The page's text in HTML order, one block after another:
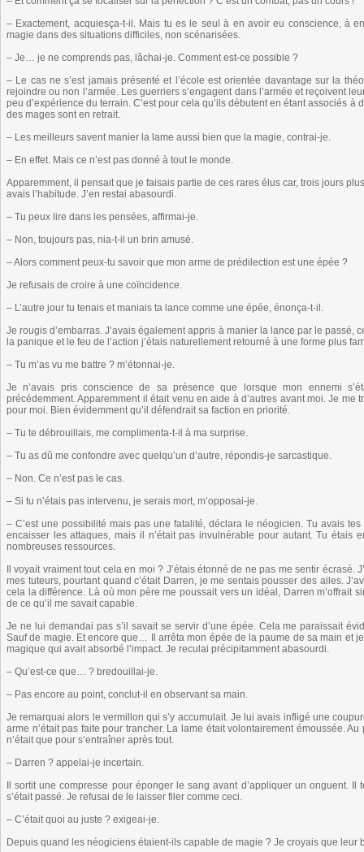
– Exactement, acquiesça-t-il. Mais tu es le seul à en avoir eu conscience, à
magie dans des situations difficiles, non scénarisées.
– Je… je ne comprends pas, lâchai-je. Comment est-ce possible ?
– Le cas ne s’est jamais présenté et l’école est orientée davantage sur la
rejoindre ou non l’armée. Les guerriers s’engagent dans l’armée et reçoivent
peu d’expérience du terrain. C’est pour cela qu’ils débutent en étant associés
des mages sont en retrait.
– Les meilleurs savent manier la lame aussi bien que la magie, contrai-je.
– En effet. Mais ce n’est pas donné à tout le monde.
Apparemment, il pensait que je faisais partie de ces rares élus car, trois jours
avais l’habitude. J’en restai abasourdi.
– Tu peux lire dans les pensées, affirmai-je.
– Non, toujours pas, nia-t-il un brin amusé.
– Alors comment peux-tu savoir que mon arme de prédilection est une épée ?
Je refusais de croire à une coïncidence.
– L’autre jour tu tenais et maniais ta lance comme une épée, énonça-t-il.
Je rougis d’embarras. J’avais également appris à manier la lance par le
la panique et le feu de l’action j’étais naturellement retourné à une forme plus
– Tu m’as vu me battre ? m’étonnai-je.
Je n’avais pris conscience de sa présence que lorsque mon ennemi
précédemment. Apparemment il était venu en aide à d’autres avant moi. Je
pour moi. Bien évidemment qu’il défendrait sa faction en priorité.
– Tu te débrouillais, me complimenta-t-il à ma surprise.
– Tu as dû me confondre avec quelqu’un d’autre, répondis-je sarcastique.
– Non. Ce n’est pas le cas.
– Si tu n’étais pas intervenu, je serais mort, m’opposai-je.
– C’est une possibilité mais pas une fatalité, déclara le néogicien. Tu avais
encaisser les attaques, mais il n’était pas invulnérable pour autant. Tu
nombreuses ressources.
Il voyait vraiment tout cela en moi ? J’étais étonné de ne pas me sentir
mes tuteurs, pourtant quand c’était Darren, je me sentais pousser des ailes.
cela la différence. Là où mon père me poussait vers un idéal, Darren m’offrait
de ce qu’il me savait capable.
Je ne lui demandai pas s’il savait se servir d’une épée. Cela me paraissait
Sauf de magie. Et encore que… Il arrêta mon épée de la paume de sa main et
magique qui avait absorbé l’impact. Je reculai précipitamment abasourdi.
– Qu’est-ce que… ? bredouillai-je.
– Pas encore au point, conclut-il en observant sa main.
Je remarquai alors le vermillon qui s’y accumulait. Je lui avais infligé une
arme n’était pas faite pour trancher. La lame était volontairement émoussée.
n’était que pour s’entraîner après tout.
– Darren ? appelai-je incertain.
Il sortit une compresse pour éponger le sang avant d’appliquer un onguent.
s’était passé. Je refusai de le laisser filer comme ceci.
– C’était quoi au juste ? exigeai-je.
Depuis quand les néogiciens étaient-ils capable de magie ? Je croyais que leur